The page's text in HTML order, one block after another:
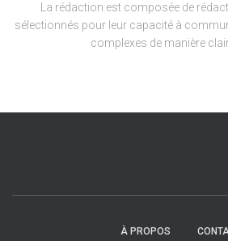
La rédaction est composée de
sélectionnés pour leur capacité à
complexes de manière
À PROPOS